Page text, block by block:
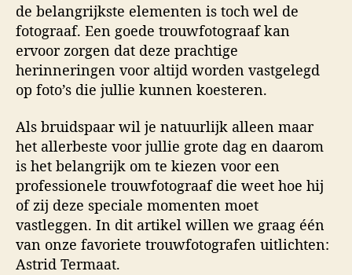
de belangrijkste elementen is toch wel de
fotograaf. Een goede trouwfotograaf kan
ervoor zorgen dat deze prachtige
herinneringen voor altijd worden vastgelegd
op foto’s die jullie kunnen koesteren.
Als bruidspaar wil je natuurlijk alleen maar
het allerbeste voor jullie grote dag en daarom
is het belangrijk om te kiezen voor een
professionele trouwfotograaf die weet hoe hij
of zij deze speciale momenten moet
vastleggen. In dit artikel willen we graag één
van onze favoriete trouwfotografen uitlichten:
Astrid Termaat.